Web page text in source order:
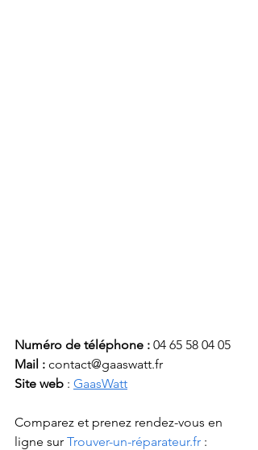
Numéro de téléphone : 04 65 58 04 05
Mail : contact@gaaswatt.fr
Site web : GaasWatt
Comparez et prenez rendez-vous en
ligne sur Trouver-un-réparateur.fr :